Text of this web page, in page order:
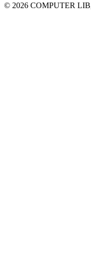
© 2026 COMPUTER